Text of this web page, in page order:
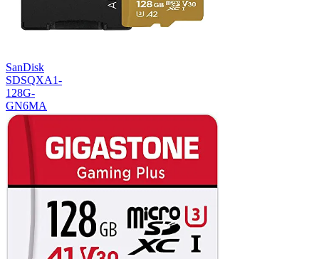
SanDisk
SDSQXA1-
128G-
GN6MA